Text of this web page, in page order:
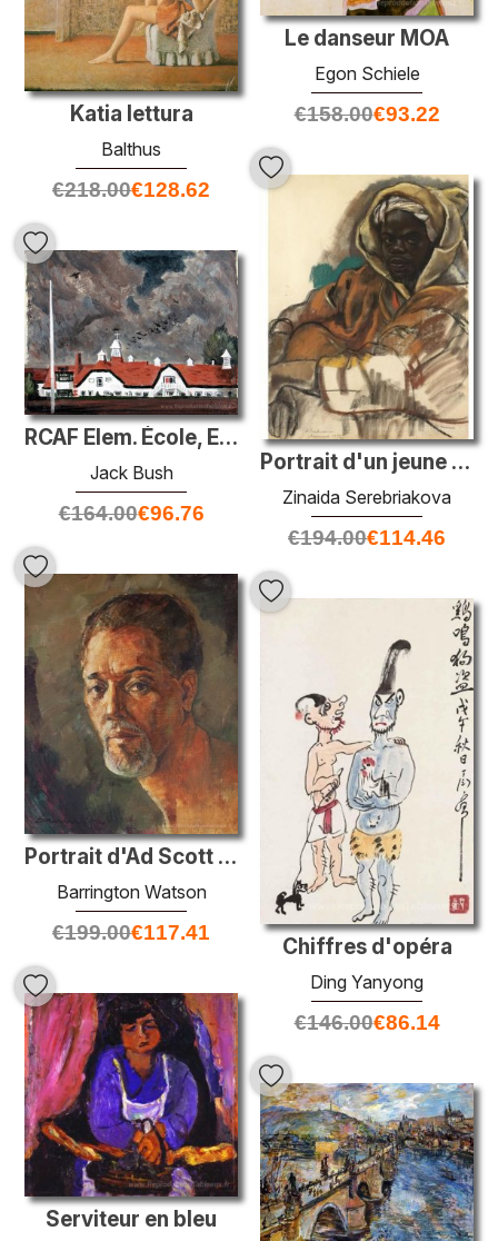
Le danseur MOA
Egon Schiele
€158.00€93.22
Katia lettura
Balthus
€218.00€128.62
Portrait d'un jeune homme, Marrakech
Zinaida Serebriakova
€194.00€114.46
RCAF Elem. École, Eglinton
Jack Bush
€164.00€96.76
Portrait d'Ad Scott 1969
Barrington Watson
€199.00€117.41
Chiffres d'opéra
Ding Yanyong
€146.00€86.14
Serviteur en bleu